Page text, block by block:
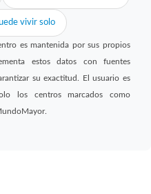
vivir solo
es mantenida por sus propios
estos datos con fuentes
su exactitud. El usuario es
los centros marcados como